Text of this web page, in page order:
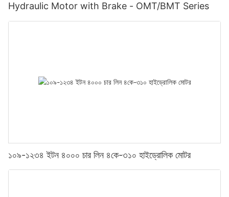
Hydraulic Motor with Brake - OMT/BMT Series
১০৯-১২৩৪ ইটন ৪০০০ চার লিন ৪কে-৩১০ হাইড্রোলিক মোটর